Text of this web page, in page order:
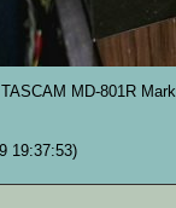
MD-801R
19:37:53)